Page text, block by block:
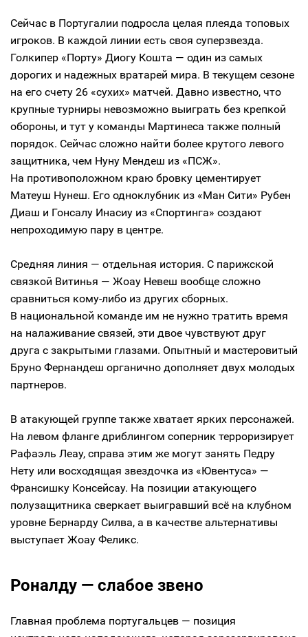
Сейчас в Португалии подросла целая плеяда топовых
игроков. В каждой линии есть своя суперзвезда.
Голкипер «Порту» Диогу Кошта — один из самых
дорогих и надежных вратарей мира. В текущем сезоне
на его счету 26 «сухих» матчей. Давно известно, что
крупные турниры невозможно выиграть без крепкой
обороны, и тут у команды Мартинеса также полный
порядок. Сейчас сложно найти более крутого левого
защитника, чем Нуну Мендеш из «ПСЖ».
На противоположном краю бровку цементирует
Матеуш Нунеш. Его одноклубник из «Ман Сити» Рубен
Диаш и Гонсалу Инасиу из «Спортинга» создают
непроходимую пару в центре.
Средняя линия — отдельная история. С парижской
связкой Витинья — Жоау Невеш вообще сложно
сравниться кому-либо из других сборных.
В национальной команде им не нужно тратить время
на налаживание связей, эти двое чувствуют друг
друга с закрытыми глазами. Опытный и мастеровитый
Бруно Фернандеш органично дополняет двух молодых
партнеров.
В атакующей группе также хватает ярких персонажей.
На левом фланге дриблингом соперник терроризирует
Рафаэль Леау, справа этим же могут занять Педру
Нету или восходящая звездочка из «Ювентуса» —
Франсишку Консейсау. На позиции атакующего
полузащитника сверкает выигравший всё на клубном
уровне Бернарду Силва, а в качестве альтернативы
выступает Жоау Феликс.
Роналду — слабое звено
Главная проблема португальцев — позиция